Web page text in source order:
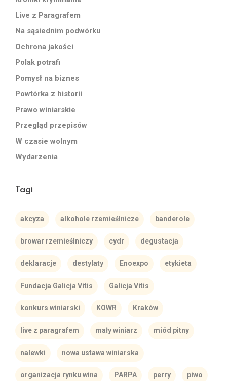
Live z Paragrafem
Na sąsiednim podwórku
Ochrona jakości
Polak potrafi
Pomysł na biznes
Powtórka z historii
Prawo winiarskie
Przegląd przepisów
W czasie wolnym
Wydarzenia
Tagi
akcyza alkohole rzemieślnicze banderole
browar rzemieślniczy cydr degustacja
deklaracje destylaty Enoexpo etykieta
Fundacja Galicja Vitis Galicja Vitis
konkurs winiarski KOWR Kraków
live z paragrafem mały winiarz miód pitny
nalewki nowa ustawa winiarska
organizacja rynku wina PARPA perry piwo